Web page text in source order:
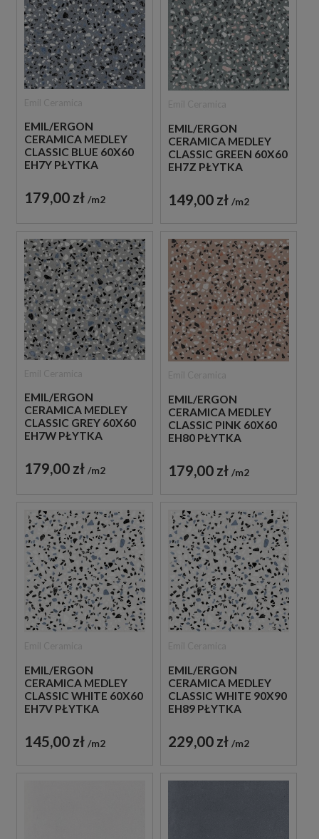
EMIL/ERGON
CERAMICA MEDLEY
CLASSIC BLUE 60X60
EH7Y PŁYTKA
179,00 zł m2
EMIL/ERGON
CERAMICA MEDLEY
CLASSIC GREEN 60X60
EH7Z PŁYTKA
149,00 zł m2
EMIL/ERGON
CERAMICA MEDLEY
CLASSIC GREY 60X60
EH7W PŁYTKA
179,00 zł m2
EMIL/ERGON
CERAMICA MEDLEY
CLASSIC PINK 60X60
EH80 PŁYTKA
179,00 zł m2
EMIL/ERGON
CERAMICA MEDLEY
CLASSIC WHITE 60X60
EH7V PŁYTKA
145,00 zł m2
EMIL/ERGON
CERAMICA MEDLEY
CLASSIC WHITE 90X90
EH89 PŁYTKA
229,00 zł m2